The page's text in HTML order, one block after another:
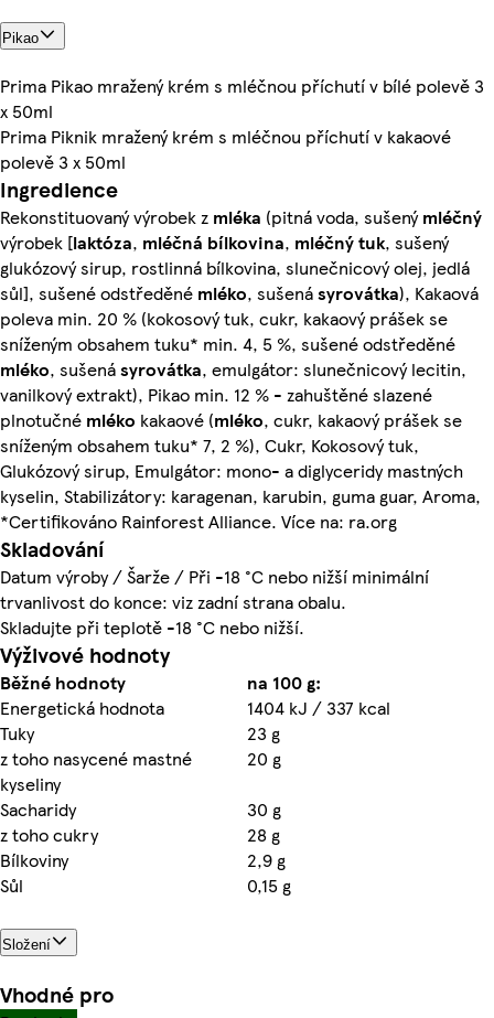
Pikao
Prima Pikao mražený krém s mléčnou příchutí v bílé polevě 3
x 50ml
Prima Piknik mražený krém s mléčnou příchutí v kakaové
polevě 3 x 50ml
Ingredience
Rekonstituovaný výrobek z mléka (pitná voda, sušenýmléčný
výrobek [laktóza, mléčná bílkovina, mléčnýtuk, sušený
glukózový sirup, rostlinná bílkovina, slunečnicový olej, jedlá
sůl], sušené odstředěné mléko, sušenásyrovátka), Kakaová
poleva min. 20 % (kokosový tuk, cukr, kakaový prášek se
sníženým obsahem tuku* min. 4, 5 %, sušené odstředěné
mléko, sušenásyrovátka, emulgátor: slunečnicový lecitin,
vanilkový extrakt), Pikao min. 12 % - zahuštěné slazené
plnotučné mléko kakaové (mléko, cukr, kakaový prášek se
sníženým obsahem tuku* 7, 2 %), Cukr, Kokosový tuk,
Glukózový sirup, Emulgátor: mono- a diglyceridy mastných
kyselin, Stabilizátory: karagenan, karubin, guma guar, Aroma,
*Certifikováno Rainforest Alliance. Více na: ra.org
Skladování
Datum výroby / Šarže / Při -18 °C nebo nižší minimální
trvanlivost do konce: viz zadní strana obalu.
Skladujte při teplotě -18 °C nebo nižší.
Výživové hodnoty
Běžné hodnoty
na 100 g:
Energetická hodnota
1404 kJ / 337 kcal
Tuky
23 g
z toho nasycené mastné
kyseliny
20 g
Sacharidy
30 g
z toho cukry
28 g
Bílkoviny
2,9 g
Sůl
0,15 g
Složení
Vhodné pro